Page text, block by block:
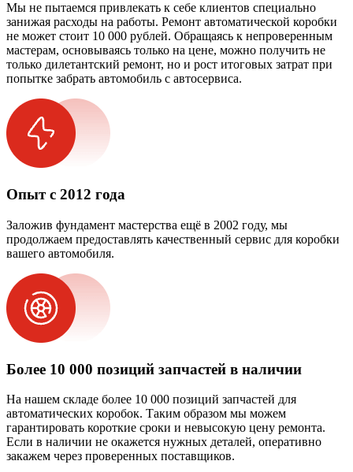
Мы не пытаемся привлекать к себе клиентов специально
занижая расходы на работы. Ремонт автоматической коробки
не может стоит 10 000 рублей. Обращаясь к непроверенным
мастерам, основываясь только на цене, можно получить не
только дилетантский ремонт, но и рост итоговых затрат при
попытке забрать автомобиль с автосервиса.
Опыт с 2012 года
Заложив фундамент мастерства ещё в 2002 году, мы
продолжаем предоставлять качественный сервис для коробки
вашего автомобиля.
Более 10 000 позиций запчастей в наличии
На нашем складе более 10 000 позиций запчастей для
автоматических коробок. Таким образом мы можем
гарантировать короткие сроки и невысокую цену ремонта.
Если в наличии не окажется нужных деталей, оперативно
закажем через проверенных поставщиков.